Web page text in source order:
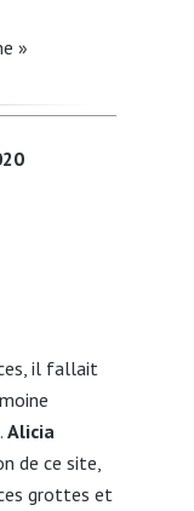
»
il fallait
Alicia
de ce site,
grottes et